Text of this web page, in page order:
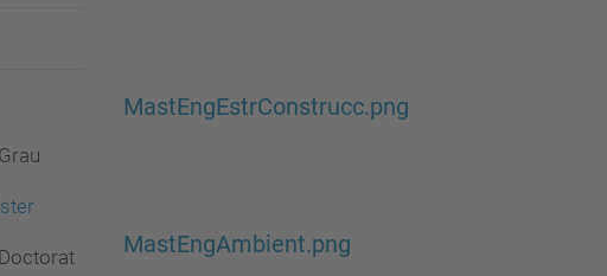
MastEngEstrConstrucc.png
MastEngAmbient.png